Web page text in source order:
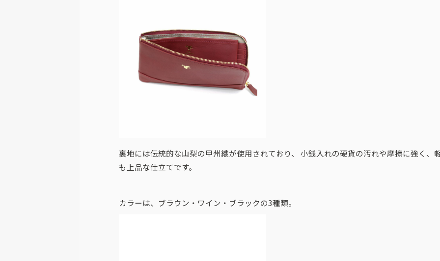
裏地には伝統的な山梨の甲州織が使用されており、 小銭入れの硬貨の汚れや摩擦に強く、
も上品な仕立てです。
カラーは、ブラウン・ワイン・ブラックの3種類。